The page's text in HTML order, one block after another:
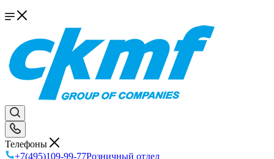
Телефоны
+7(495)109-99-77Розничный отдел